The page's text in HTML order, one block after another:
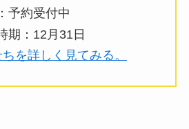
予約受付中
期：12月31日
を詳しく見てみる。